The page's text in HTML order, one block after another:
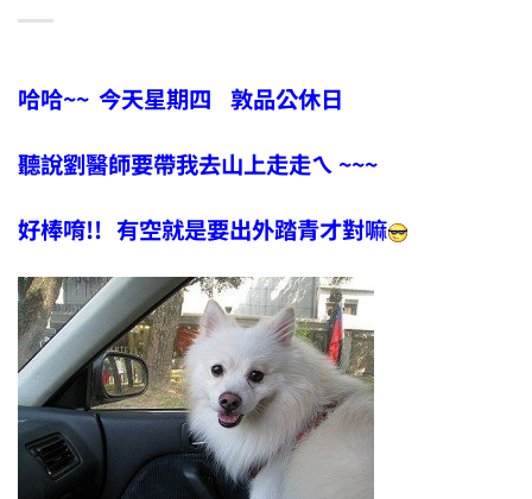
哈哈~~ 今天星期四 敦品公休日
聽說劉醫師要帶我去山上走走ㄟ ~~~
好棒唷!! 有空就是要出外踏青才對嘛